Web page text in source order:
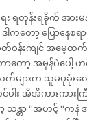
န်းရခိုက် အားမန
ကတော့ ပြောနေစရ
တ်ဝန်းကျင် အမေ့ထ
တာတော့ အမှန်ပဲပေ
လက်များက သူမပုခုံ
း အိအိကားကားက
သန္တာ “အဟင့် “ကနဲ